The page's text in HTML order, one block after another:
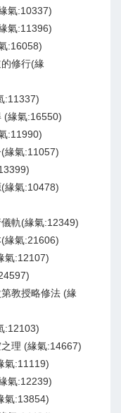
氣:10337)
氣:11396)
:16058)
修行(緣
:11337)
(緣氣:16550)
:11990)
緣氣:11057)
緣氣:10478)
軌(緣氣:12349)
緣氣:21606)
氣:12107)
教授略修法 (緣
:12103)
理 (緣氣:14667)
氣:11119)
氣:12239)
氣:13854)